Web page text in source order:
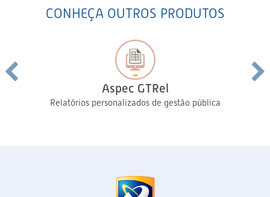
CONHEÇA OUTROS PRODUTOS
Aspec GTRel
Relatórios personalizados de gestão pública